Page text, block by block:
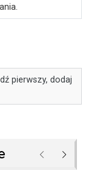
pierwszy, dodaj
Poprzednie